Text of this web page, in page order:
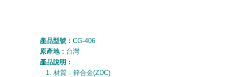
產品型號： CG-406
原產地： 台灣
產品說明：
1. 材質：鋅合金(ZDC)